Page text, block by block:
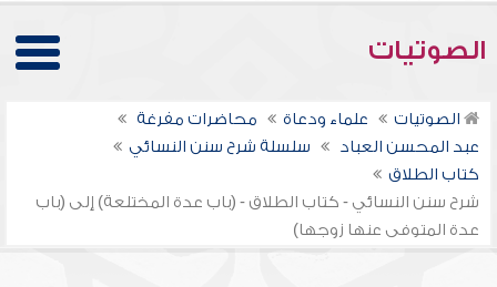
الصوتيات
الصوتيات علماء ودعاة
محاضرات مفرغة
عبد المحسن العباد
سلسلة شرح سنن النسائي
كتاب الطلاق
شرح سنن النسائي - كتاب الطلاق - (باب عدة المختلعة) إلى (باب
عدة المتوفى عنها زوجها)